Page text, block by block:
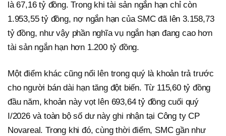
là 67,16 tỷ đồng. Trong khi tài sản ngắn hạn chỉ còn
1.953,55 tỷ đồng, nợ ngắn hạn của SMC đã lên 3.158,73
tỷ đồng, như vậy phần nghĩa vụ ngắn hạn đang cao hơn
tài sản ngắn hạn hơn 1.200 tỷ đồng.
Một điểm khác cũng nổi lên trong quý là khoản trả trước
cho người bán dài hạn tăng đột biến. Từ 115,60 tỷ đồng
đầu năm, khoản này vọt lên 693,64 tỷ đồng cuối quý
I/2026 và toàn bộ số dư này ghi nhận tại Công ty CP
Novareal. Trong khi đó, cùng thời điểm, SMC gần như